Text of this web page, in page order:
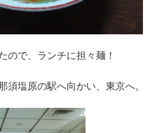
ので、ランチに担々麺！
須塩原の駅へ向かい、東京へ。